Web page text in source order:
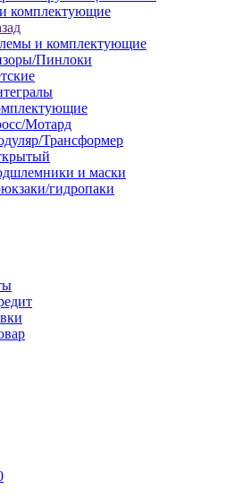
комплектующие
и комплектующие
Пинлоки
Мотард
Трансформер
и маски
гидропаки